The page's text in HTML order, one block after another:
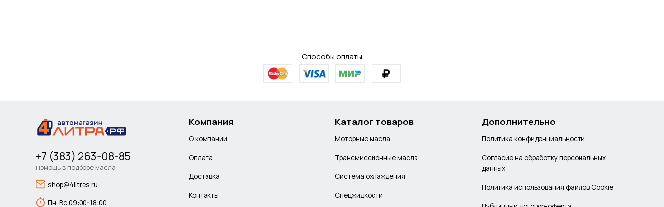
Способы оплаты
+7 (383) 263-08-85
Помощь в подборе масла
shop@4litres.ru
Пн-Вс 09:00-18:00
Компания
О компании
Оплата
Доставка
Контакты
Каталог товаров
Моторные масла
Трансмиссионные масла
Система охлаждения
Спецжидкости
Дополнительно
Политика конфиденциальности
Согласие на обработку персональных
данных
Политика использования файлов Cookie